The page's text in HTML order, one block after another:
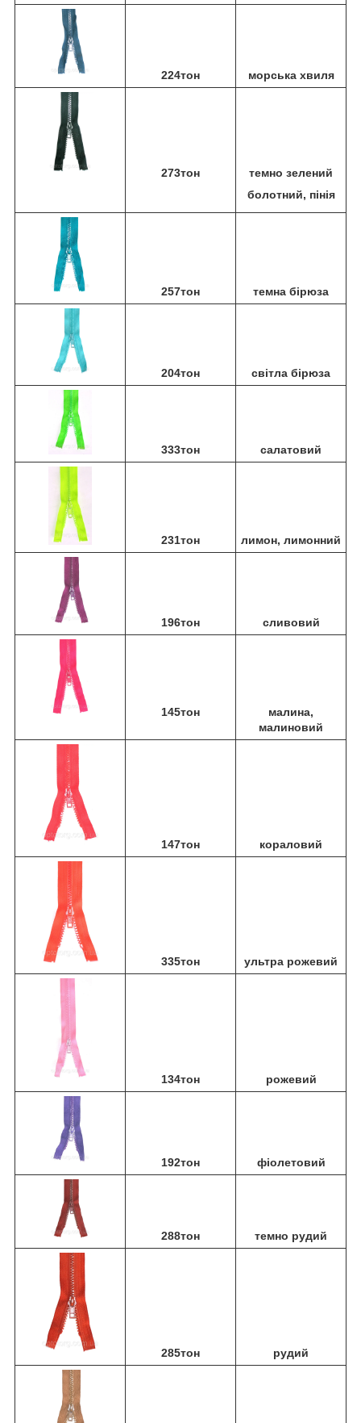
224тон морська хвиля
273тон
темно зелений
болотний, пінія
257тон темна бірюза
204тон світла бірюза
333тон салатовий
231тон лимон, лимонний
196тон сливовий
145тон
малина,
малиновий
147тон кораловий
335тон ультра рожевий
134тон рожевий
192тон фіолетовий
288тон темно рудий
285тон рудий